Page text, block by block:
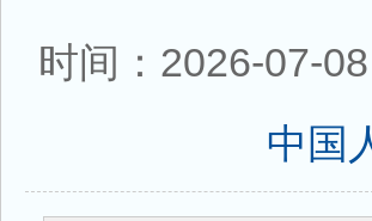
时间：2026-07-
中国